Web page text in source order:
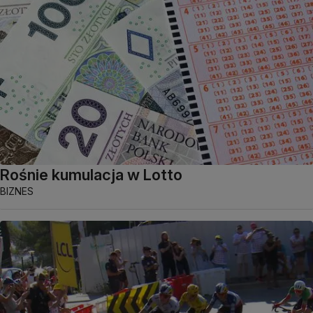
Rośnie kumulacja w Lotto
BIZNES